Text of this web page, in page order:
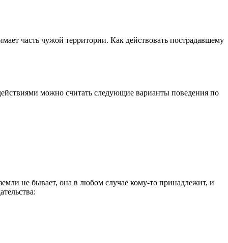
часть чужой территории. Как действовать пострадавшему
можно считать следующие варианты поведения по
не бывает, она в любом случае кому-то принадлежит, и